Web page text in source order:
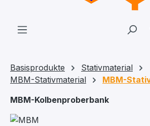
Basisprodukte
Stativmaterial
MBM-Stativmaterial
MBM-
MBM-Kolbenproberbank